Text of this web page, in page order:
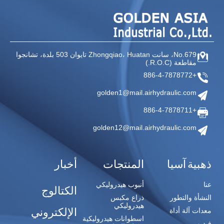
No.679، سانت Zhongqiao، Huatan تايوان
503 بلدة، تشانجوا
مقاطعة (R.O.C.)
+886-4-7878772
golden1@mail.airhydraulic.com
+886-4-7878711
golden12@mail.airhydraulic.com
ذهبية آسيا
عنا
النشأة والتطور
معدات آلة أداة
المنتجات
أنبوب هيدروليكي
ذراع مكبس
هيدروليكي
اسطوانات هيدروليكية
أخبار
الكتالوج
الإلكتروني